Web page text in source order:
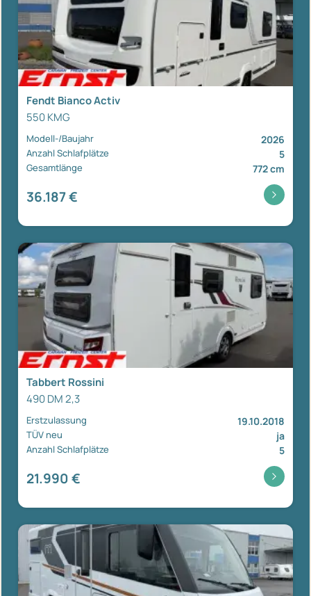
Fendt Bianco Activ
550 KMG
Modell-/Baujahr 2026
Anzahl Schlafplätze 5
Gesamtlänge 772 cm
36.187 €
Tabbert Rossini
490 DM 2,3
Erstzulassung 19.10.2018
TÜV neu ja
Anzahl Schlafplätze 5
21.990 €